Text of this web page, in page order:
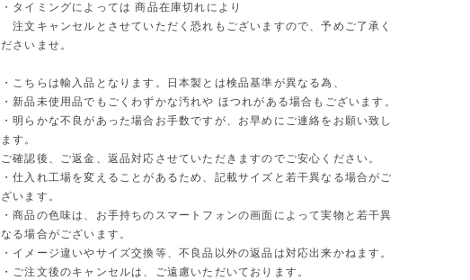
・タイミングによっては 商品在庫切れにより
注文キャンセルとさせていただく恐れもございますので、予めご了承く
ださいませ。
・こちらは輸入品となります。日本製とは検品基準が異なる為、
・新品未使用品でもごくわずかな汚れや ほつれがある場合もございます。
・明らかな不良があった場合お手数ですが、お早めにご連絡をお願い致し
ます。
ご確認後、ご返金、返品対応させていただきますのでご安心ください。
・仕入れ工場を変えることがあるため、記載サイズと若干異なる場合がご
ざいます。
・商品の色味は、お手持ちのスマートフォンの画面によって実物と若干異
なる場合がございます。
・イメージ違いやサイズ交換等、不良品以外の返品は対応出来かねます。
・ご注文後のキャンセルは、ご遠慮いただいております。